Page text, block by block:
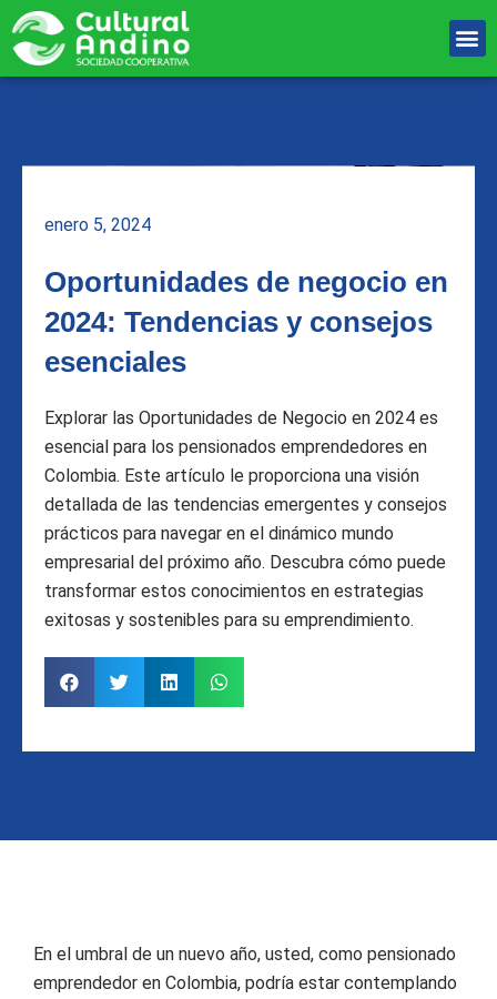
contenido
enero 5, 2024
Oportunidades de negocio en
2024: Tendencias y consejos
esenciales
Explorar las Oportunidades de Negocio en 2024 es
esencial para los pensionados emprendedores en
Colombia. Este artículo le proporciona una visión
detallada de las tendencias emergentes y consejos
prácticos para navegar en el dinámico mundo
empresarial del próximo año. Descubra cómo puede
transformar estos conocimientos en estrategias
exitosas y sostenibles para su emprendimiento.
En el umbral de un nuevo año, usted, como pensionado
emprendedor en Colombia, podría estar contemplando